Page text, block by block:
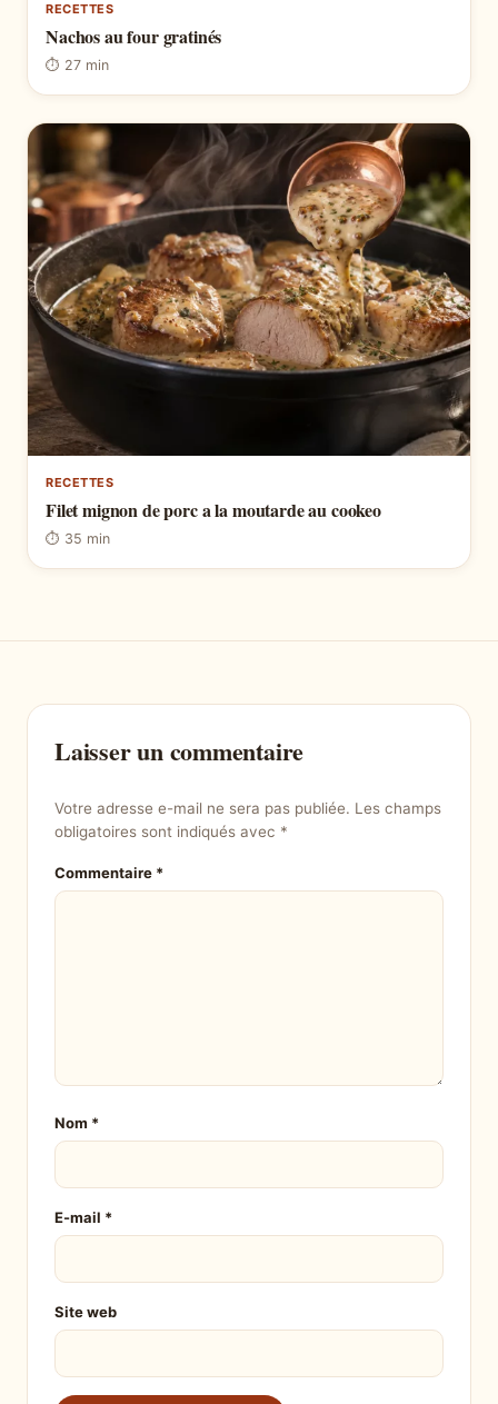
RECETTES
Nachos au four gratinés
⏱ 27 min
RECETTES
Filet mignon de porc a la moutarde au cookeo
⏱ 35 min
Laisser un commentaire
Votre adresse e-mail ne sera pas publiée. Les champs
obligatoires sont indiqués avec *
Commentaire *
Nom *
E-mail *
Site web